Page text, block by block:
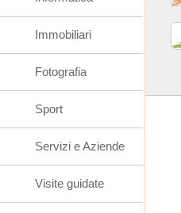
Immobiliari
Fotografia
Sport
Servizi e Aziende
Visite guidate